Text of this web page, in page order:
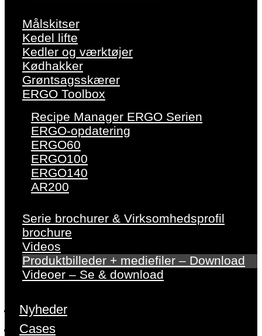
Målskitser
Kedel lifte
Kedler og værktøjer
Kødhakker
Grøntsagsskærer
ERGO Toolbox
Recipe Manager ERGO Serien
ERGO-opdatering
ERGO60
ERGO100
ERGO140
AR200
Serie brochurer & Virksomhedsprofil
brochure
Videos
Produktbilleder + mediefiler – Download
Videoer – Se & download
Nyheder
Cases